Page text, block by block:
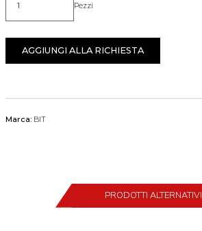
Quantità Pezzi
AGGIUNGI ALLA RICHIESTA
Marca: BIT
PRODOTTI ALTERNATIVI